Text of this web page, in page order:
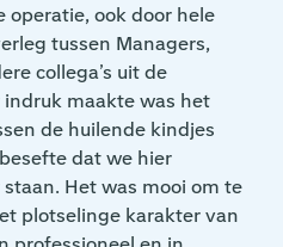
operatie, ook door hele
tussen Managers,
collega’s uit de
maakte was het
de huilende kindjes
dat we hier
Het was mooi om te
plotselinge karakter van